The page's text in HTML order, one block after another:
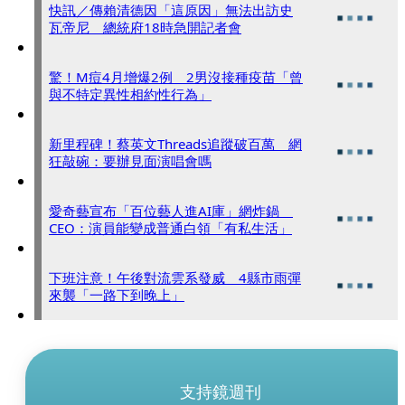
快訊／傳賴清德因「這原因」無法出訪史
瓦帝尼 總統府18時急開記者會
驚！M痘4月增爆2例 2男沒接種疫苗「曾
與不特定異性相約性行為」
新里程碑！蔡英文Threads追蹤破百萬 網
狂敲碗：要辦見面演唱會嗎
愛奇藝宣布「百位藝人進AI庫」網炸鍋
CEO：演員能變成普通白領「有私生活」
下班注意！午後對流雲系發威 4縣市雨彈
來襲「一路下到晚上」
支持鏡週刊